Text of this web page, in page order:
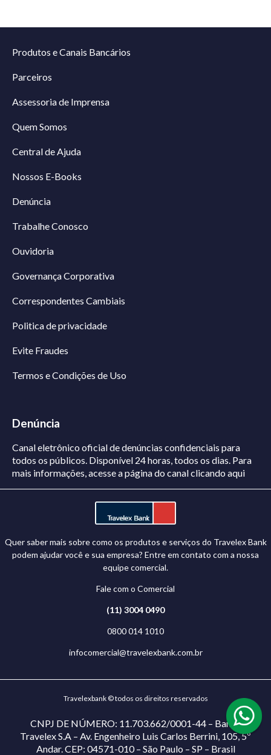
Produtos e Canais Bancários
Parceiros
Assessoria de Imprensa
Quem Somos
Central de Ajuda
Nossos E-Books
Denúncia
Trabalhe Conosco
Ouvidoria
Governança Corporativa
Correspondentes Cambiais
Politica de privacidade
Evite Fraudes
Termos e Condições de Uso
Denúncia
Canal eletrônico oficial de denúncias confidenciais para
todos os públicos. Disponível 24 horas, todos os dias. Para
mais informações, acesse a página do canalclicando aqui
Quer saber mais sobre como os produtos e serviços do Travelex Bank
podem ajudar você e sua empresa? Entre em contato com a nossa
equipe comercial.
Fale com o Comercial
(11) 3004 0490
0800 014 1010
infocomercial@travelexbank.com.br
Travelexbank © todos os direitos reservados
CNPJ DE NÚMERO: 11.703.662/0001-44 – Banco
Travelex S.A – Av. Engenheiro Luis Carlos Berrini, 105, 5º
Andar. CEP: 04571-010 – São Paulo – SP – Brasil